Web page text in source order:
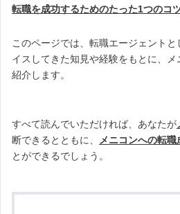
転職を成功するためのたった1つのコ
このページでは、転職エージェント
イスしてきた知見や経験をもとに、
紹介します。
すべて読んでいただければ、あなたが
断できるとともに、
メニコンへの転
とができるでしょう。